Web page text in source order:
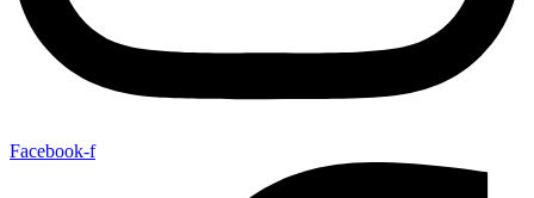
Facebook-f